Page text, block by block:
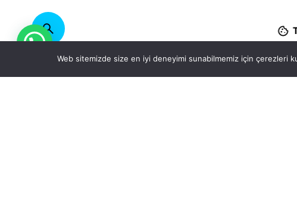
Web sitemizde size en iyi deneyimi sunabilmemiz için çerezleri